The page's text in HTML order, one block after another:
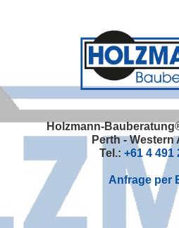
Holzmann-
Perth - Western
Tel.: +61 4 491
Anfrage per